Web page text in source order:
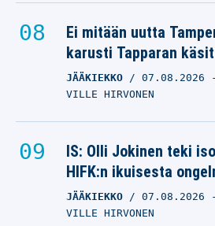
Ei mitään uutta
karusti Tapparan
JÄÄKIEKKO 07.08.2026
VILLE HIRVONEN
IS: Olli Jokinen teki
HIFK:n ikuisesta
JÄÄKIEKKO 07.08.2026
VILLE HIRVONEN